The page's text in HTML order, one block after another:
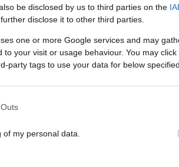
be disclosed by us to third parties on the
disclose it to other third parties.
one or more Google services and may
to your visit or usage behaviour. You may
party tags to use your data for below
my personal data.